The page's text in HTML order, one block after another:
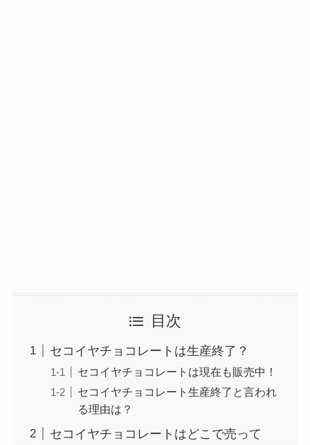
目次
セコイヤチョコレートは生産終了？
セコイヤチョコレートは現在も販売中！
セコイヤチョコレート生産終了と言われ
る理由は？
セコイヤチョコレートはどこで売って